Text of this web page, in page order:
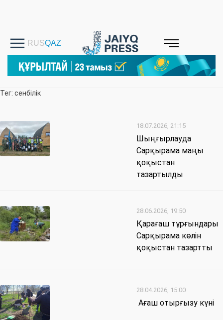
Тег: сенбілік
18.07.2026, 21:15
Шыңғырлауда
Сарқырама маңы
қоқыстан
тазартылды
28.06.2026, 19:50
Қарағаш тұрғындары
Сарқырама көлін
қоқыстан тазартты
28.04.2026, 15:00
Ағаш отырғызу күні